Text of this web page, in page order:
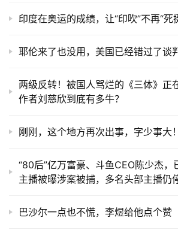
印度在奥运的成绩，让“印吹”不再“死
耶伦来了也没用，美国已经错过了谈
两级反转！被国人骂烂的《三体》正
作者刘慈欣到底有多牛？
刚刚，这个地方再次出事，字少事大！
“80后”亿万富豪、斗鱼CEO陈少杰
主播被曝涉案被捕，多名头部主播仍
巴沙尔一点也不慌，李煜给他点个赞